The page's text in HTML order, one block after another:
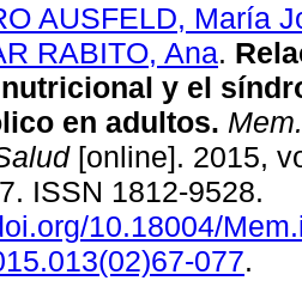
AUSFELD, María
RABITO, Ana.
y el
en adultos.
[online]. 2015,
ISSN 1812-9528.
10.18004/
077.